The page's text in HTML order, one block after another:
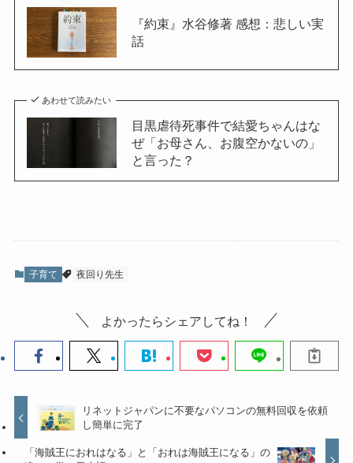
『約束』水谷修著 感想：悲しい実
話
あわせて読みたい
目黒虐待死事件で結愛ちゃんはな
ぜ「お母さん、お腹空かないの」
と言った？
子育て 夜回り先生
よかったらシェアしてね！
リネットジャパンに不要なパソコンの無料回収を依頼
し簡単に完了
「海賊王におれはなる」と「おれは海賊王になる」の